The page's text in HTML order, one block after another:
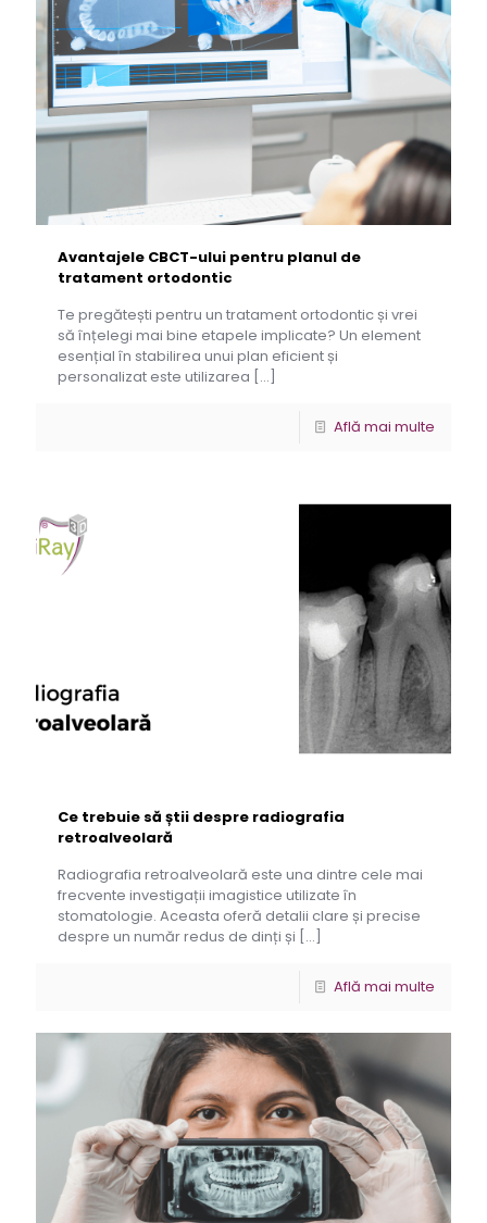
Avantajele CBCT-ului pentru planul de
tratament ortodontic
Te pregătești pentru un tratament ortodontic și vrei
să înțelegi mai bine etapele implicate? Un element
esențial în stabilirea unui plan eficient și
personalizat este utilizarea […]
Află mai multe
Ce trebuie să știi despre radiografia
retroalveolară
Radiografia retroalveolară este una dintre cele mai
frecvente investigații imagistice utilizate în
stomatologie. Aceasta oferă detalii clare și precise
despre un număr redus de dinți și […]
Află mai multe